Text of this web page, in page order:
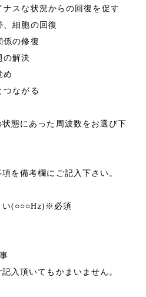
スな状況からの回復を促す
、細胞の回復
係の修復
の解決
め
つながる
態にあった周波数をお選び下
を備考欄にご記入下さい。
い(○○○Hz)※必須
入頂いてもかまいません。